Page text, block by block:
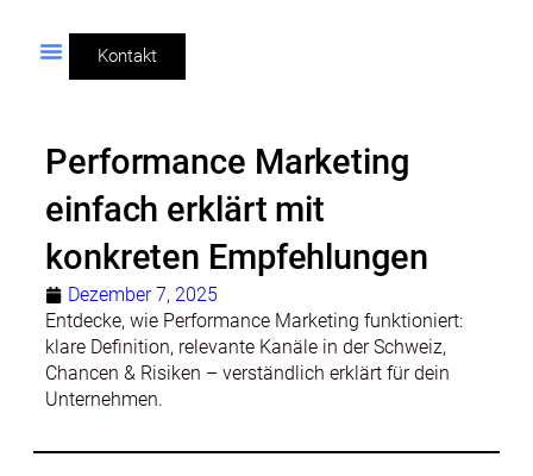
Kontakt
Performance Marketing
einfach erklärt mit
konkreten Empfehlungen
Dezember 7, 2025
Entdecke, wie Performance Marketing funktioniert:
klare Definition, relevante Kanäle in der Schweiz,
Chancen & Risiken – verständlich erklärt für dein
Unternehmen.